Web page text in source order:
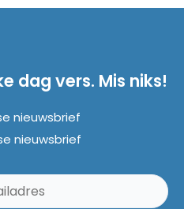
dag vers. Mis niks!
nieuwsbrief
nieuwsbrief